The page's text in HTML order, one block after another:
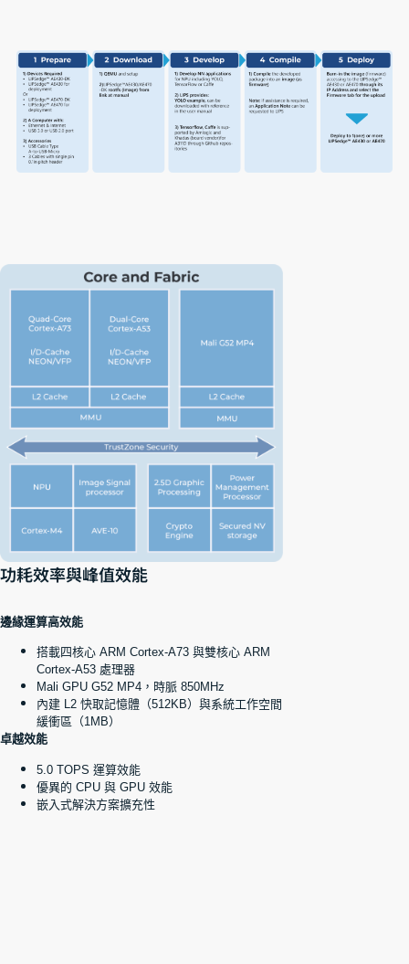
功耗效率與峰值效能
邊緣運算高效能
搭載四核心 ARM Cortex-A73 與雙核心 ARM
Cortex-A53 處理器
Mali GPU G52 MP4，時脈 850MHz
內建 L2 快取記憶體（512KB）與系統工作空間
緩衝區（1MB）
卓越效能
5.0 TOPS 運算效能
優異的 CPU 與 GPU 效能
嵌入式解決方案擴充性